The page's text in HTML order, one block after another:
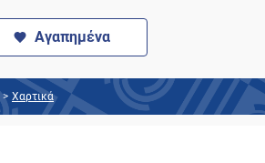
Αγαπημένα
> Χαρτικά